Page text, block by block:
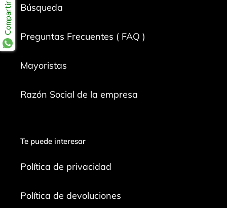
Búsqueda
Preguntas Frecuentes ( FAQ )
Mayoristas
Razón Social de la empresa
Te puede interesar
Política de privacidad
Política de devoluciones
Compartir